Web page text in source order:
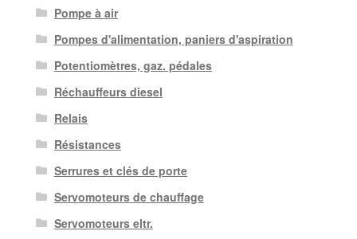
Pompe à air
Pompes d'alimentation, paniers d'aspiration
Potentiomètres, gaz. pédales
Réchauffeurs diesel
Relais
Résistances
Serrures et clés de porte
Servomoteurs de chauffage
Servomoteurs eltr.